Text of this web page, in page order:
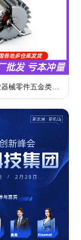
简约风紫色工业器械零件五金类电商主图